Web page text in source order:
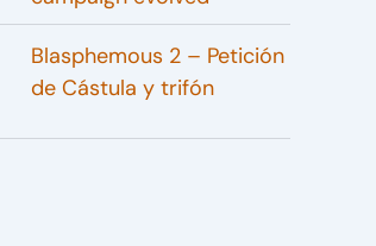
Blasphemous 2 – Petición
de Cástula y trifón